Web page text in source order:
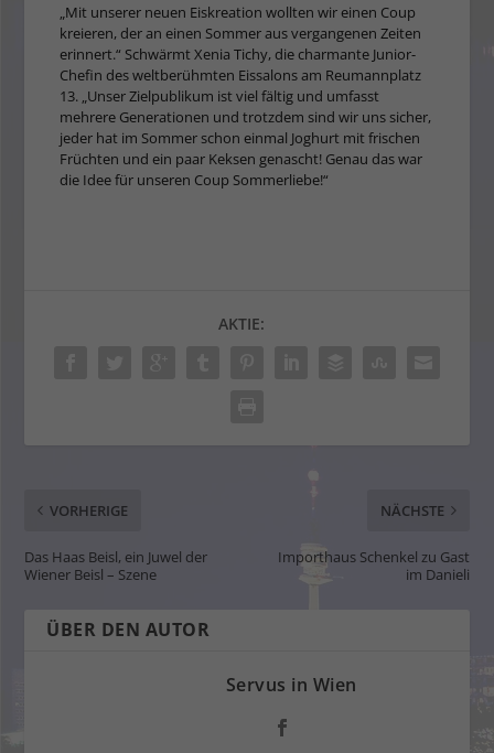
„Mit unserer neuen Eiskreation wollten wir einen Coup
kreieren, der an einen Sommer aus vergangenen Zeiten
erinnert.“ Schwärmt Xenia Tichy, die charmante Junior-
Chefin des weltberühmten Eissalons am Reumannplatz
13. „Unser Zielpublikum ist viel fältig und umfasst
mehrere Generationen und trotzdem sind wir uns sicher,
jeder hat im Sommer schon einmal Joghurt mit frischen
Früchten und ein paar Keksen genascht! Genau das war
die Idee für unseren Coup Sommerliebe!“
AKTIE:
VORHERIGE
Das Haas Beisl, ein Juwel der
Wiener Beisl – Szene
NÄCHSTE
Importhaus Schenkel zu Gast
im Danieli
ÜBER DEN AUTOR
Servus in Wien